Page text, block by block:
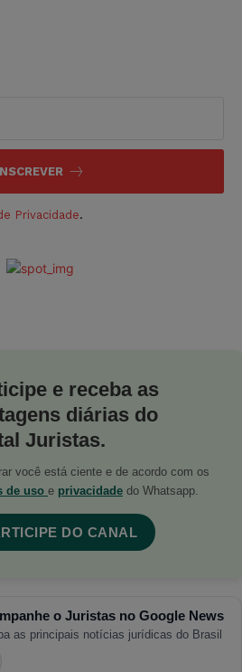
Privacidade.
e receba as
diárias do
Juristas.
você está ciente e de acordo com os
de uso e privacidade do Whatsapp.
DO CANAL
o Juristas no Google News
as principais notícias jurídicas do Brasil